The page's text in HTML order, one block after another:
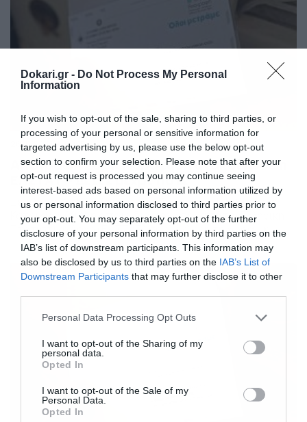
Dokari.gr - Do Not Process My Personal
Information
If you wish to opt-out of the sale, sharing to third parties, or
processing of your personal or sensitive information for
targeted advertising by us, please use the below opt-out
section to confirm your selection. Please note that after your
opt-out request is processed you may continue seeing
interest-based ads based on personal information utilized by
us or personal information disclosed to third parties prior to
your opt-out. You may separately opt-out of the further
disclosure of your personal information by third parties on the
IAB’s list of downstream participants. This information may
also be disclosed by us to third parties on the IAB’s List of
Downstream Participants that may further disclose it to other
Please note that this website/app uses one or more Google
not limited to your visit or usage behaviour. You may click to
grant or deny consent to Google and its third-party tags to
use your data for below specified purposes in below Google
consent section.
Personal Data Processing Opt Outs
I want to opt-out of the Sharing of my
personal data.
Opted In
I want to opt-out of the Sale of my
Personal Data.
Opted In
26/11/2021 09:15
Απογραφή 2021: Παράταση ανακοίνωσε η
ΕΛΣΤΑΤ – Δείτε μέχρι πότε
Σε πλήρη εξέλιξη βρίσκεται η Απογραφή Πληθυσμού-
Κατοικιών 2021, η οποία διενεργείται από τηνΕλληνική
Στατιστική Αρχή (ΕΛΣΤΑΤ) σε ολόκληρη τη χώρα, με
ημερομηνία αναφοράς την 22α Οκτωβρίου2021. Η
συμμετοχή των πολιτών στη διαδικασία της
ηλεκτρονικής αυτοαπογραφής είναι μεγάλη.
Προκειμένου να δοθεί ο αναγκαίος χρόνος σε όσους
παρέλαβαν τον Μοναδικό Κωδικό Απογραφής με
καθυστέρηση, αλλά και σε […]